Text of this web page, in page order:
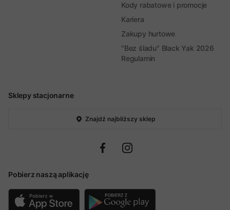
Sklepy stacjonarne
Znajdź najbliższy sklep
Pobierz naszą aplikację
Kody rabatowe i promocje
Kariera
Zakupy hurtowe
"Bez śladu" Black Yak 2026
Regulamin